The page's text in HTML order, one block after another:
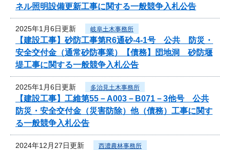
ネル照明設備更新工事に関する一般競争入札公告
2025年1月6日更新 岐阜土木事務所
【建設工事】砂防工事第R6通砂-4-1号 公共 防災・
安全交付金（通常砂防事業）【債務】団地洞 砂防堰
堤工事に関する一般競争入札公告
2025年1月6日更新 多治見土木事務所
【建設工事】工維第55－A003－B071－3他号 公共
防災・安全交付金（災害防除）他（債務）工事に関す
る一般競争入札公告
2024年12月27日更新 西濃農林事務所